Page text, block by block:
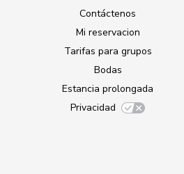
Contáctenos
Mi reservacion
Tarifas para grupos
Bodas
Estancia prolongada
Privacidad